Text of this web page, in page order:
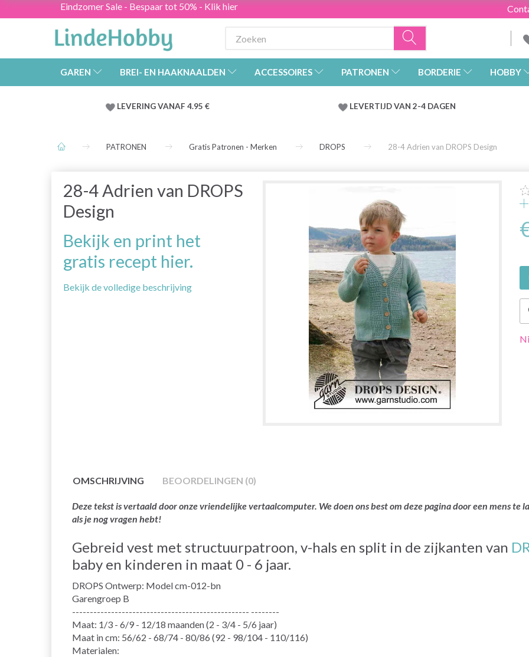
Eindzomer Sale - Bespaar tot 50% - Klik hier
GAREN BREI- EN HAAKNAALDEN ACCESSOIRES PATRONEN BORDERIE HOBBY
LEVERING VANAF 4.95 € LEVERTIJD VAN 2-4 DAGEN
PATRONEN Gratis Patronen - Merken DROPS 28-4 Adrien van DROPS Design
28-4 Adrien van DROPS
Design
Bekijk en print het
gratis recept hier.
Bekijk de volledige beschrijving
OMSCHRIJVING BEOORDELINGEN (0)
Deze tekst is vertaald door onze vriendelijke vertaalcomputer. We doen ons best om deze pagina door een mens te
als je nog vragen hebt!
Gebreid vest met structuurpatroon, v-hals en split in de zijkanten van
baby en kinderen in maat 0 - 6 jaar.
DROPS Ontwerp: Model cm-012-bn
Garengroep B
-------------------------------------------------- --------
Maat: 1/3 - 6/9 - 12/18 maanden (2 - 3/4 - 5/6 jaar)
Maat in cm: 56/62 - 68/74 - 80/86 (92 - 98/104 - 110/116)
Materialen: